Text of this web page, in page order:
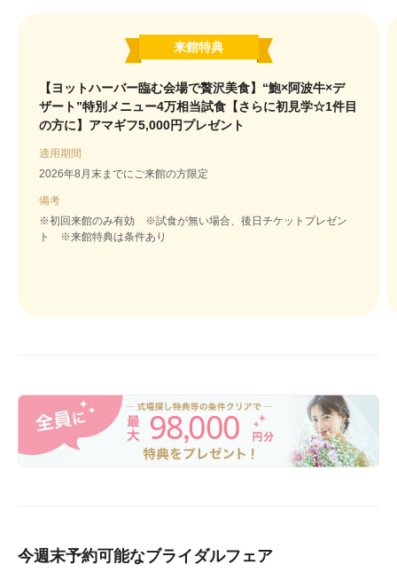
来館特典
【ヨットハーバー臨む会場で贅沢美食】“鮑×阿波牛×デ
ザート”特別メニュー4万相当試食【さらに初見学☆1件目
の方に】アマギフ5,000円プレゼント
適用期間
2026年8月末までにご来館の方限定
備考
※初回来館のみ有効 ※試食が無い場合、後日チケットプレゼン
ト ※来館特典は条件あり
98,000
今週末予約可能なブライダルフェア